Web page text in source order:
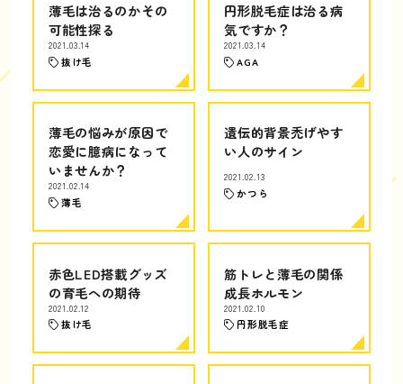
薄毛は治るのかその
可能性探る
2021.03.14
抜け毛
円形脱毛症は治る病
気ですか？
2021.03.14
AGA
薄毛の悩みが原因で
恋愛に臆病になって
いませんか？
2021.02.14
薄毛
遺伝的背景禿げやす
い人のサイン
2021.02.13
かつら
赤色LED搭載グッズ
の育毛への期待
2021.02.12
抜け毛
筋トレと薄毛の関係
成長ホルモン
2021.02.10
円形脱毛症